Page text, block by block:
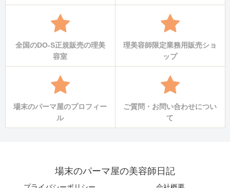
全国のDO-S正規販売の理美
容室
理美容師限定業務用販売ショ
ップ
場末のパーマ屋のプロフィー
ル
ご質問・お問い合わせについ
て
場末のパーマ屋の美容師日記